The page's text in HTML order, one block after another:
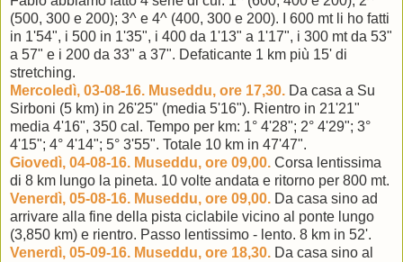
(500, 300 e 200); 3^ e 4^ (400, 300 e 200). I 600 mt li ho fatti
in 1'54", i 500 in 1'35", i 400 da 1'13" a 1'17", i 300 mt da 53"
a 57" e i 200 da 33" a 37". Defaticante 1 km più 15' di
stretching.
Mercoledì, 03-08-16. Museddu, ore 17,30. Da casa a Su
Sirboni (5 km) in 26'25" (media 5'16"). Rientro in 21'21"
media 4'16", 350 cal. Tempo per km: 1° 4'28"; 2° 4'29"; 3°
4'15"; 4° 4'14"; 5° 3'55". Totale 10 km in 47'47".
Giovedì, 04-08-16. Museddu, ore 09,00. Corsa lentissima
di 8 km lungo la pineta. 10 volte andata e ritorno per 800 mt.
Venerdì, 05-08-16. Museddu, ore 09,00. Da casa sino ad
arrivare alla fine della pista ciclabile vicino al ponte lungo
(3,850 km) e rientro. Passo lentissimo - lento. 8 km in 52'.
Venerdì, 05-09-16. Museddu, ore 18,30. Da casa sino al